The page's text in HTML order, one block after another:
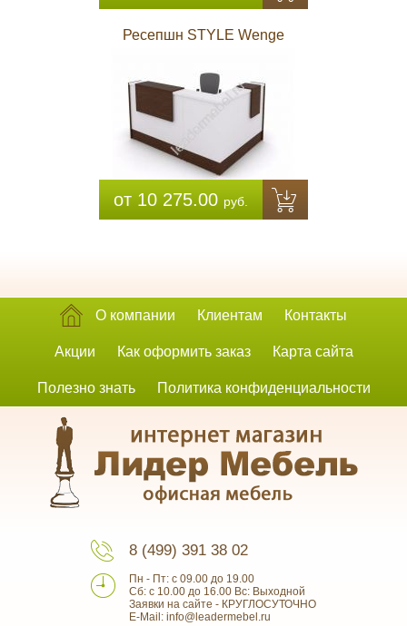
Ресепшн STYLE Wenge
от 10 275.00 руб.
О компании Клиентам Контакты
Акции Как оформить заказ Карта сайта
Полезно знать Политика конфиденциальности
8 (499) 391 38 02
Пн - Пт: с 09.00 до 19.00
Сб: с 10.00 до 16.00 Вс: Выходной
Заявки на сайте - КРУГЛОСУТОЧНО
E-Mail: info@leadermebel.ru